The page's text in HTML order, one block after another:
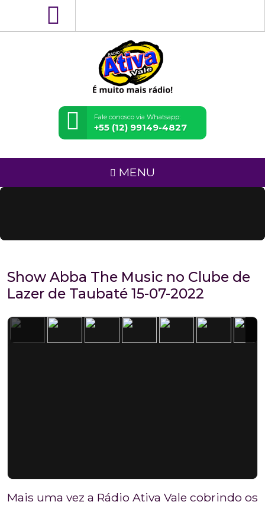
Fale conosco via Whatsapp:
+55 (12) 99149-4827
MENU
Show Abba The Music no Clube de
Lazer de Taubaté 15-07-2022
Mais uma vez a Rádio Ativa Vale cobrindo os